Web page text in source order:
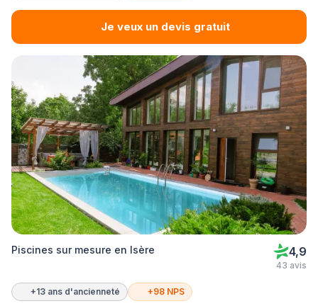
Je veux un devis gratuit
Piscines sur mesure en Isère 4,9
43 avis
+13 ans d'ancienneté +98 NPS